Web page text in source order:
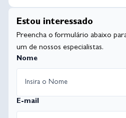
Estou interessado
Preencha o formulário abaixo
um de nossos especialistas.
Nome
E-mail